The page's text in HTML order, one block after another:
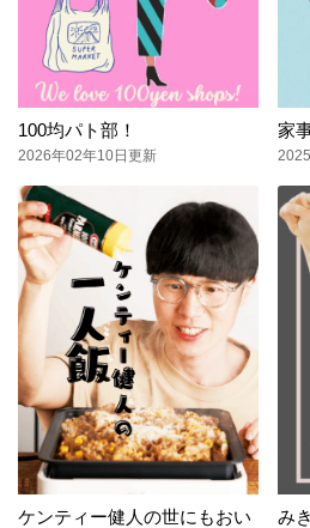
100均パト部！
2026年02年10日更新
家
ケンティー健人の世にもおい
み